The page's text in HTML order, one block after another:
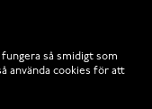
-44%
så smidigt som
använda cookies för att